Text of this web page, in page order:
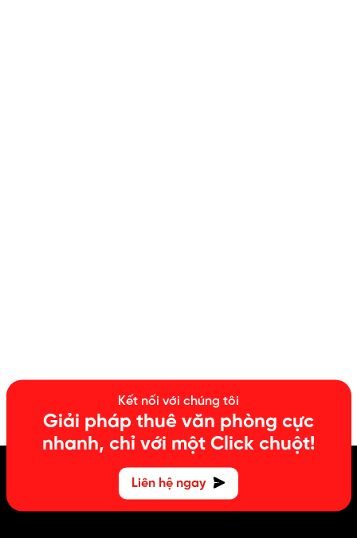
Kết nối với chúng tôi
Giải pháp thuê văn phòng cực
nhanh, chỉ với một Click chuột!
Liên hệ ngay